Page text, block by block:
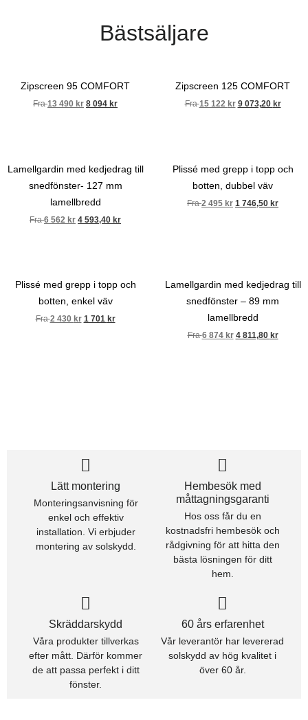
Bästsäljare
Zipscreen 95 COMFORT
Fra 13 490 kr 8 094 kr
Zipscreen 125 COMFORT
Fra 15 122 kr 9 073,20 kr
Lamellgardin med kedjedrag till
snedfönster- 127 mm
lamellbredd
Fra 6 562 kr 4 593,40 kr
Plissé med grepp i topp och
botten, dubbel väv
Fra 2 495 kr 1 746,50 kr
Plissé med grepp i topp och
botten, enkel väv
Fra 2 430 kr 1 701 kr
Lamellgardin med kedjedrag till
snedfönster – 89 mm
lamellbredd
Fra 6 874 kr 4 811,80 kr
Lätt montering
Monteringsanvisning för
enkel och effektiv
installation. Vi erbjuder
montering av solskydd.
Hembesök med
måttagningsgaranti
Hos oss får du en
kostnadsfri hembesök och
rådgivning för att hitta den
bästa lösningen för ditt
hem.
Skräddarskydd
Våra produkter tillverkas
efter mått. Därför kommer
de att passa perfekt i ditt
fönster.
60 års erfarenhet
Vår leverantör har levererad
solskydd av hög kvalitet i
över 60 år.